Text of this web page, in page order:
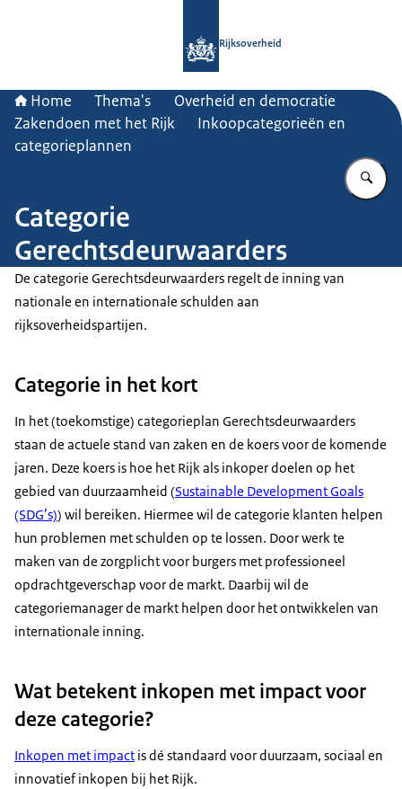
Rijksoverheid
Home Thema's
Overheid en democratie
Zakendoen met het Rijk
Inkoopcategorieën en
categorieplannen
Categorie
Gerechtsdeurwaarders
De categorie Gerechtsdeurwaarders regelt de inning van
nationale en internationale schulden aan
rijksoverheidspartijen.
Categorie in het kort
In het (toekomstige) categorieplan Gerechtsdeurwaarders
staan de actuele stand van zaken en de koers voor de komende
jaren. Deze koers is hoe het Rijk als inkoper doelen op het
gebied van duurzaamheid (Sustainable Development Goals
(SDG’s)) wil bereiken. Hiermee wil de categorie klanten helpen
hun problemen met schulden op te lossen. Door werk te
maken van de zorgplicht voor burgers met professioneel
opdrachtgeverschap voor de markt. Daarbij wil de
categoriemanager de markt helpen door het ontwikkelen van
internationale inning.
Wat betekent inkopen met impact voor
deze categorie?
Inkopen met impact is dé standaard voor duurzaam, sociaal en
innovatief inkopen bij het Rijk.